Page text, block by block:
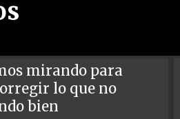
mirando para
lo que no
bien